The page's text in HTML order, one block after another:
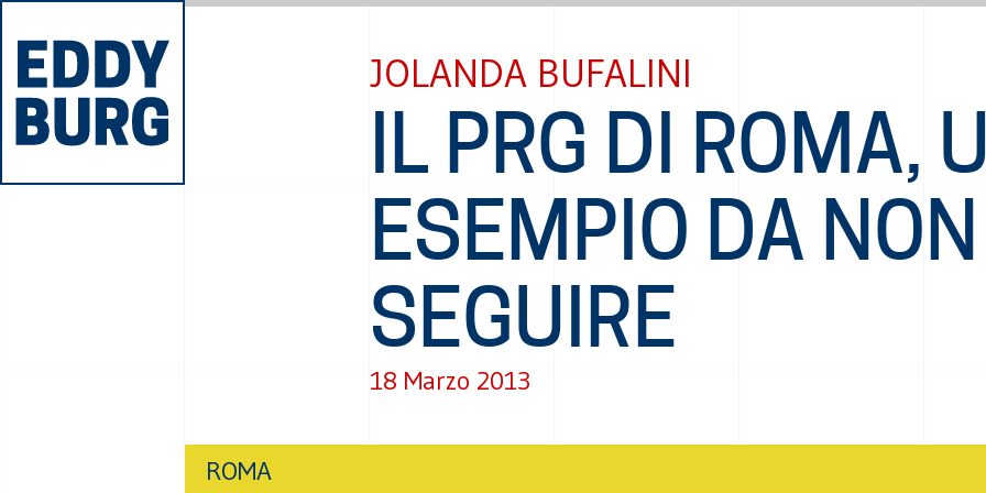
JOLANDA BUFALINI
IL PRG DI ROMA,
ESEMPIO DA NON
SEGUIRE
18 Marzo 2013
ROMA